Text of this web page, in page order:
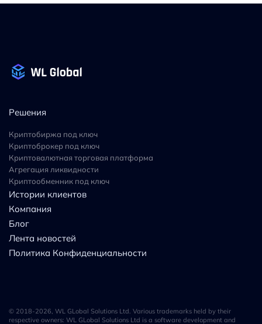
Решения
Криптобиржа под ключ
Криптоброкер под ключ
Криптовалютная торговая платформа
Агрегация ликвидности
Криптообменник под ключ
Истории клиентов
Компания
Блог
Лента новостей
Политика Конфиденциальности
© 2018-2026, WL GLobal Solutions Ltd . Various trademarks held by their
respective owners: WL GLobal Solutions Ltd is a software development and